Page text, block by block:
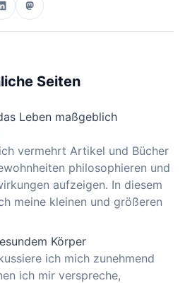
Seiten
Leben maßgeblich
vermehrt Artikel und Bücher
philosophieren und
aufzeigen. In diesem
meine kleinen und größeren
Körper
ich mich zunehmend
ich mir verspreche,